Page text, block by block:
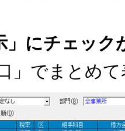
」にチェック
」でまとめ